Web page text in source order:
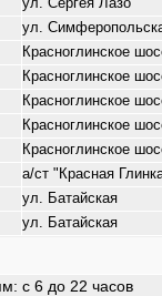
ул.
Красноглинское
Красноглинское
Красноглинское
Красноглинское
Красноглинское
а/ст "Красная
ул. Батайская
ул. Батайская
с 6 до 22 часов